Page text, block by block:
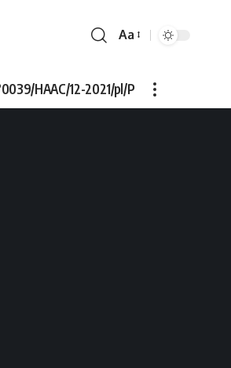
Font
Aa
HAAC/12-2021/pl/P